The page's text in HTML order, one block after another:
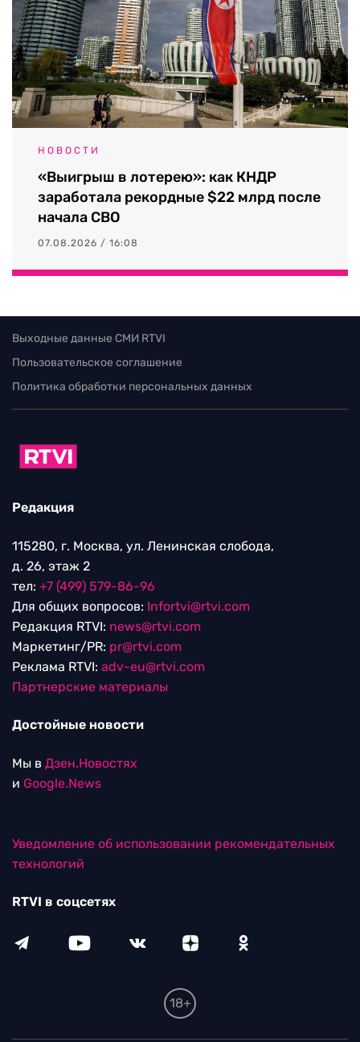
НОВОСТИ
«Выигрыш в лотерею»: как КНДР
заработала рекордные $22 млрд после
начала СВО
07.08.2026 / 16:08
Выходные данные СМИ RTVI
Пользовательское соглашение
Политика обработки персональных данных
Редакция
115280, г. Москва, ул. Ленинская слобода,
д. 26, этаж 2
тел: +7 (499) 579-86-96
Для общих вопросов: Infortvi@rtvi.com
Редакция RTVI: news@rtvi.com
Маркетинг/PR: pr@rtvi.com
Реклама RTVI: adv-eu@rtvi.com
Партнерские материалы
Достойные новости
Мы в Дзен.Новостях
и Google.News
Уведомление об использовании рекомендательных
технологий
RTVI в соцсетях
18+